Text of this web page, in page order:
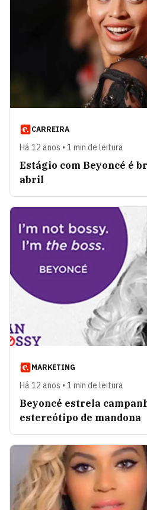
CARREIRA
Há 12 anos • 1 min de leitura
Estágio com Beyoncé é
abril
MARKETING
Há 12 anos • 1 min de leitura
Beyoncé estrela
estereótipo de mandona